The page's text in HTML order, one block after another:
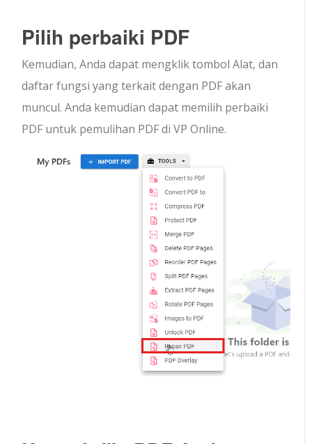
Pilih perbaiki PDF
Kemudian, Anda dapat mengklik tombol Alat, dan
daftar fungsi yang terkait dengan PDF akan
muncul. Anda kemudian dapat memilih perbaiki
PDF untuk pemulihan PDF di VP Online.